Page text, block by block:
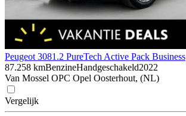
Peugeot 3081.2 PureTech Active Pack Business
87.258 kmBenzineHandgeschakeld2022
Van Mossel OPC Opel Oosterhout, (NL)
Vergelijk